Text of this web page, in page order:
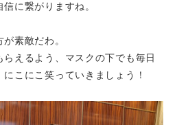
に繋がりますね。
素敵だわ。
えるよう、マスクの下でも毎日
こにこ笑っていきましょう！